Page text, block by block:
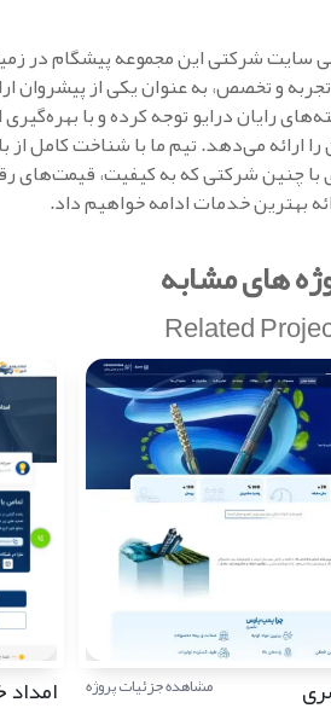
سایت شرکتی این مجموعه پیشگام در
تجربه و تخصص، به عنوان یکی از
رایان درایو توجه کرده و با
ارائه می‌دهد. تیم ما با شناخت کامل از
با چنین شرکتی که به کیفیت،
بهترین خدمات ادامه خواهیم داد.
های مشابه
Related
مشاهده جزئیات پروژه امداد